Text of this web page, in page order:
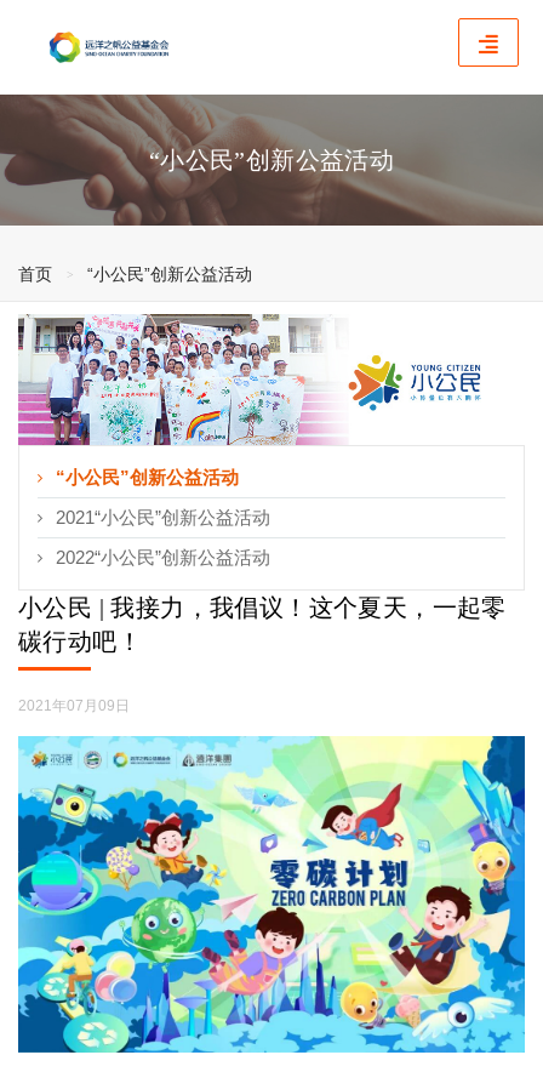
“小公民”创新公益活动
首页 “小公民”创新公益活动
“小公民”创新公益活动
2021“小公民”创新公益活动
2022“小公民”创新公益活动
小公民 | 我接力，我倡议！这个夏天，一起零
碳行动吧！
2021年07月09日